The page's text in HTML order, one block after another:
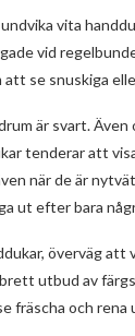
vita
vid
att se snuskiga
är svart.
tenderar att
när de är
ut efter bara
överväg
utbud av
fräscha och rena